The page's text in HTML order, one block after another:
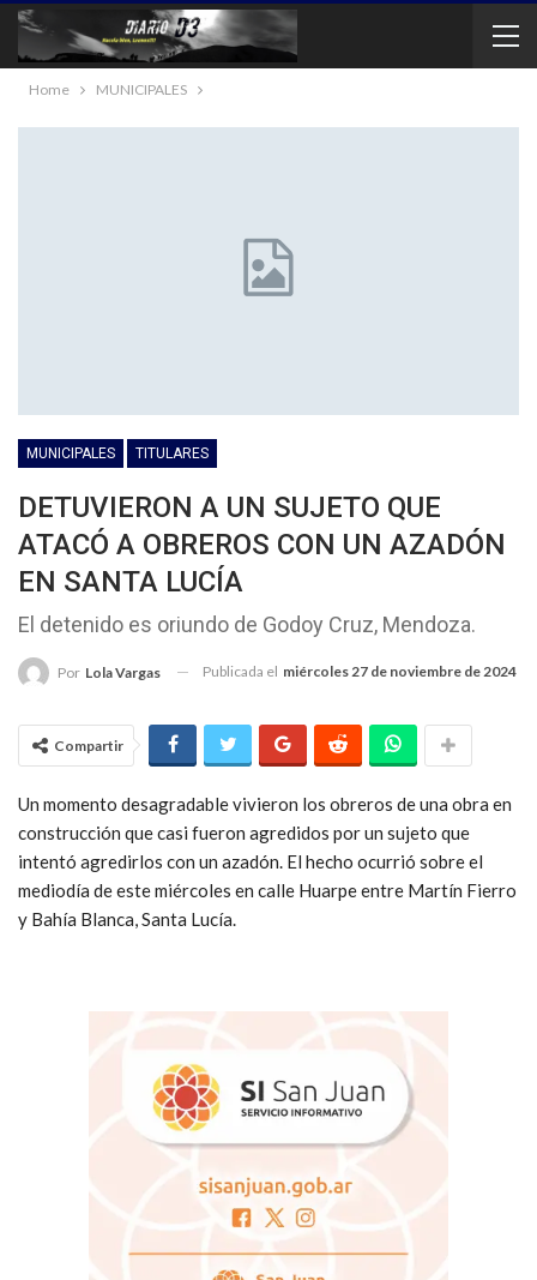
Home MUNICIPALES
MUNICIPALES TITULARES
DETUVIERON A UN SUJETO QUE
ATACÓ A OBREROS CON UN AZADÓN
EN SANTA LUCÍA
El detenido es oriundo de Godoy Cruz, Mendoza.
Por Lola Vargas Publicada el miércoles 27 de noviembre de 2024
Compartir
Un momento desagradable vivieron los obreros de una obra en
construcción que casi fueron agredidos por un sujeto que
intentó agredirlos con un azadón. El hecho ocurrió sobre el
mediodía de este miércoles en calle Huarpe entre Martín Fierro
y Bahía Blanca, Santa Lucía.